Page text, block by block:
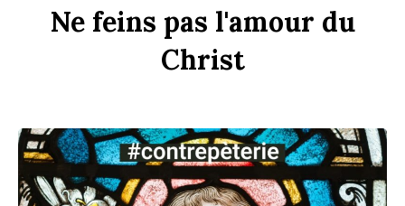
Ne feins pas l'amour du
Christ